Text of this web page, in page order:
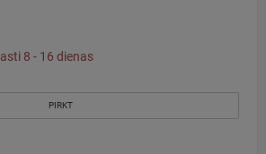
8 - 16 dienas
PIRKT